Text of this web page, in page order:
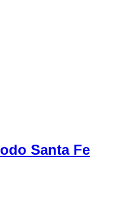
Santa Fe